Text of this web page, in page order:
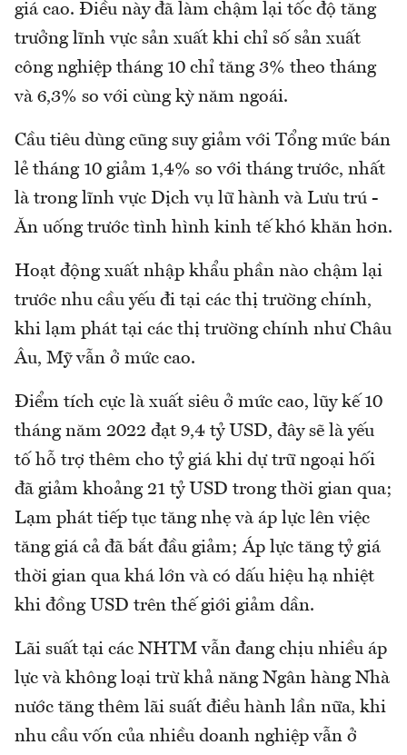
giá cao. Điều này đã làm chậm lại tốc độ tăng
trưởng lĩnh vực sản xuất khi chỉ số sản xuất
công nghiệp tháng 10 chỉ tăng 3% theo tháng
và 6,3% so với cùng kỳ năm ngoái.
Cầu tiêu dùng cũng suy giảm với Tổng mức bán
lẻ tháng 10 giảm 1,4% so với tháng trước, nhất
là trong lĩnh vực Dịch vụ lữ hành và Lưu trú -
Ăn uống trước tình hình kinh tế khó khăn hơn.
Hoạt động xuất nhập khẩu phần nào chậm lại
trước nhu cầu yếu đi tại các thị trường chính,
khi lạm phát tại các thị trường chính như Châu
Âu, Mỹ vẫn ở mức cao.
Điểm tích cực là xuất siêu ở mức cao, lũy kế 10
tháng năm 2022 đạt 9,4 tỷ USD, đây sẽ là yếu
tố hỗ trợ thêm cho tỷ giá khi dự trữ ngoại hối
đã giảm khoảng 21 tỷ USD trong thời gian qua;
Lạm phát tiếp tục tăng nhẹ và áp lực lên việc
tăng giá cả đã bắt đầu giảm; Áp lực tăng tỷ giá
thời gian qua khá lớn và có dấu hiệu hạ nhiệt
khi đồng USD trên thế giới giảm dần.
Lãi suất tại các NHTM vẫn đang chịu nhiều áp
lực và không loại trừ khả năng Ngân hàng Nhà
nước tăng thêm lãi suất điều hành lần nữa, khi
nhu cầu vốn của nhiều doanh nghiệp vẫn ở